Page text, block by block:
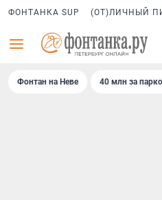
ФОНТАНКА SUP (ОТ)ЛИЧНЫЙ
Фонтан на Неве 40 млн за